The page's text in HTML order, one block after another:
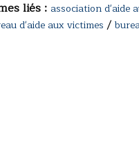
liés : association d'aide
d'aide aux victimes /